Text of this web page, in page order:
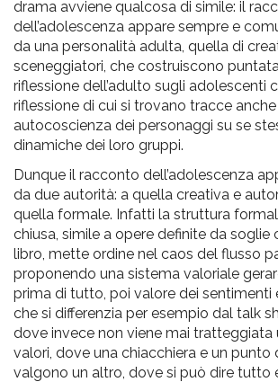
drama avviene qualcosa di simile: il
dell’adolescenza appare sempre e
da una personalità adulta, quella di
sceneggiatori, che costruiscono
riflessione dell’adulto sugli adolescenti
riflessione di cui si trovano tracce anche
autocoscienza dei personaggi su se
dinamiche dei loro gruppi.
Dunque il racconto dell’adolescenza
da due autorità: a quella creativa e
quella formale. Infatti la struttura
chiusa, simile a opere definite da soglie
libro, mette ordine nel caos del flusso
proponendo una sistema valoriale
prima di tutto, poi valore dei sentimenti
che si differenzia per esempio dal talk
dove invece non viene mai tratteggiata
valori, dove una chiacchiera e un punto
valgono un altro, dove si può dire tutto